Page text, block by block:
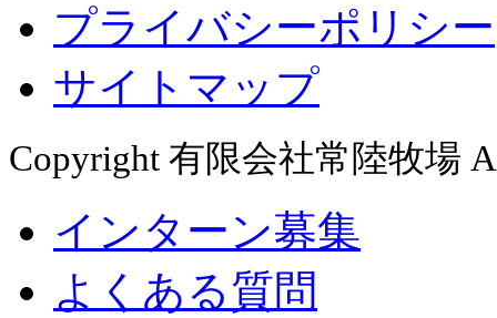
プライバシーポリシー
サイトマップ
Copyright 有限会社常陸牧場
インターン募集
よくある質問